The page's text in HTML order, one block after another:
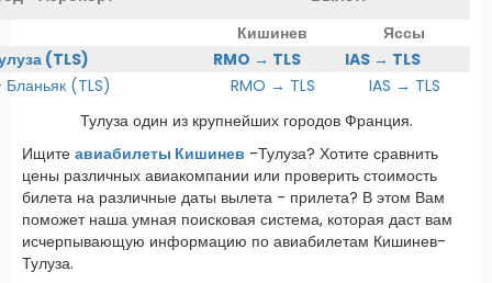
Кишинев
Яссы
(TLS)
RMO → TLS
IAS → TLS
(TLS)
RMO → TLS
IAS → TLS
Тулуза один из крупнейших городов Франция.
Ищите авиабилеты Кишинев -Тулуза? Хотите сравнить
цены различных авиакомпании или проверить стоимость
билета на различные даты вылета - прилета? В этом Вам
поможет наша умная поисковая система, которая даст вам
исчерпывающую информацию по авиабилетам Кишинев-
Тулуза.